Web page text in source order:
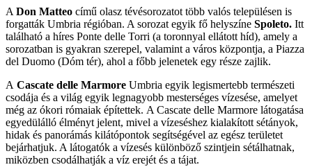
A Don Matteo című olasz tévésorozatot több valós településen is
forgatták Umbria régióban. A sorozat egyik fő helyszíne Spoleto. Itt
található a híres Ponte delle Torri (a toronnyal ellátott híd), amely a
sorozatban is gyakran szerepel, valamint a város központja, a Piazza
del Duomo (Dóm tér), ahol a főbb jelenetek egy része zajlik.
A Cascate delle Marmore Umbria egyik legismertebb természeti
csodája és a világ egyik legnagyobb mesterséges vízesése, amelyet
még az ókori rómaiak építettek. A Cascate delle Marmore látogatása
egyedülálló élményt jelent, mivel a vízeséshez kialakított sétányok,
hidak és panorámás kilátópontok segítségével az egész területet
bejárhatjuk. A látogatók a vízesés különböző szintjein sétálhatnak,
miközben csodálhatják a víz erejét és a tájat.